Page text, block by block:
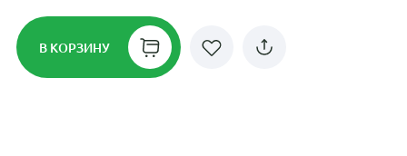
В КОРЗИНУ